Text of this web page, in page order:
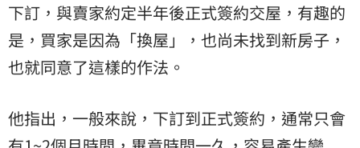
下訂，與賣家約定半年後正式簽約交屋，有趣的
是，買家是因為「換屋」，也尚未找到新房子，
也就同意了這樣的作法。
他指出，一般來說，下訂到正式簽約，通常只會